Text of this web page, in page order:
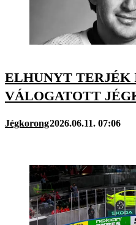
ELHUNYT TERJÉK
VÁLOGATOTT
Jégkorong2026.06.11. 07:06